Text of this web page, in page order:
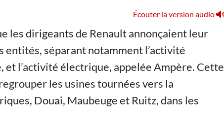
Écouter la version audio
les dirigeants de Renault annonçaient leur
séparant notamment l’activité
et l’activité électrique, appelée Ampère. Cette
les usines tournées vers la
Douai, Maubeuge et Ruitz, dans les